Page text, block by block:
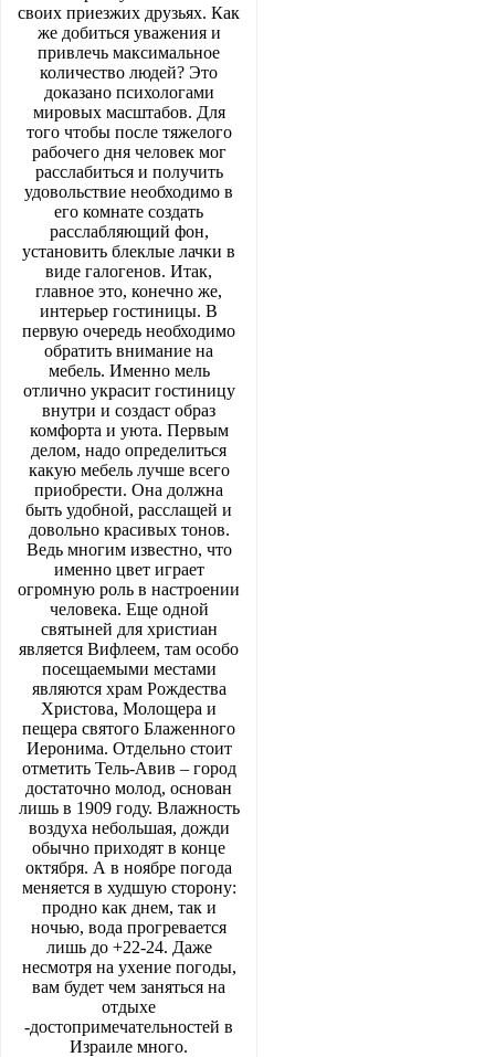
своих приезжих друзьях. Как
же добиться уважения и
привлечь максимальное
количество людей? Это
доказано психологами
мировых масштабов. Для
того чтобы после тяжелого
рабочего дня человек мог
расслабиться и получить
удовольствие необходимо в
его комнате создать
расслабляющий фон,
установить блеклые лачки в
виде галогенов. Итак,
главное это, конечно же,
интерьер гостиницы. В
первую очередь необходимо
обратить внимание на
мебель. Именно мель
отлично украсит гостиницу
внутри и создаст образ
комфорта и уюта. Первым
делом, надо определиться
какую мебель лучше всего
приобрести. Она должна
быть удобной, расслащей и
довольно красивых тонов.
Ведь многим известно, что
именно цвет играет
огромную роль в настроении
человека. Еще одной
святыней для христиан
является Вифлеем, там особо
посещаемыми местами
являются храм Рождества
Христова, Молощера и
пещера святого Блаженного
Иеронима. Отдельно стоит
отметить Тель-Авив – город
достаточно молод, основан
лишь в 1909 году. Влажность
воздуха небольшая, дожди
обычно приходят в конце
октября. А в ноябре погода
меняется в худшую сторону:
продно как днем, так и
ночью, вода прогревается
лишь до +22-24. Даже
несмотря на ухение погоды,
вам будет чем заняться на
отдыхе
-достопримечательностей в
Израиле много.